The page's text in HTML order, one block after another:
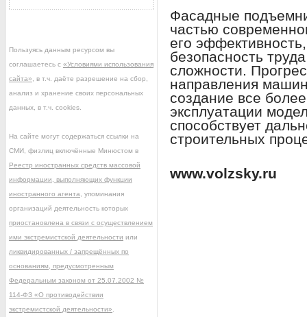
Фасадные
частью
его
безопасность
сложности.
направления
создание все
эксплуатации
способствует
строительных
www.volzsky.ru
Пользуясь данным ресурсом вы
соглашаетесь с «Условиями использования
сайта» , в т.ч. даёте разрешение на сбор,
анализ и хранение своих персональных
данных, в т.ч. cookies.
На сайте могут содержаться ссылки на
СМИ, физлиц включённые Минюстом в
Реестр иностранных средств массовой
информации, выполняющих функции
иностранного агента , упоминания
организаций деятельность которых
приостановлена в связи с осуществлением
ими экстремистской деятельности или
ликвидированных / запрещённых по
основаниям, предусмотренным
Федеральным законом от 25.07.2002 №
114-ФЗ «О противодействии
экстремистской деятельности»